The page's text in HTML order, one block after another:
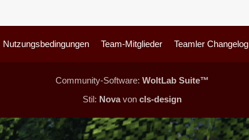
Nutzungsbedingungen Team-Mitglieder Teamler Changelog
Community-Software: WoltLab Suite™
Stil: Novavon cls-design